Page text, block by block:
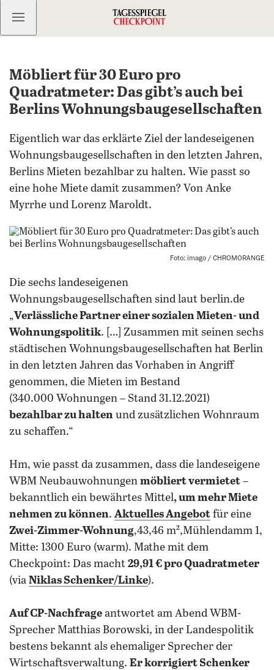
Kostenlos anmelden
Möbliert für 30 Euro pro
Quadratmeter: Das gibt’s auch bei
Berlins Wohnungsbaugesellschaften
Eigentlich war das erklärte Ziel der landeseigenen
Wohnungsbaugesellschaften in den letzten Jahren,
Berlins Mieten bezahlbar zu halten. Wie passt so
eine hohe Miete damit zusammen? Von Anke
Myrrhe und Lorenz Maroldt.
Foto: imago / CHROMORANGE
Die sechs landeseigenen
Wohnungsbaugesellschaften sind laut berlin.de
„Verlässliche Partner einer sozialen Mieten- und
Wohnungspolitik. […] Zusammen mit seinen sechs
städtischen Wohnungsbaugesellschaften hat Berlin
in den letzten Jahren das Vorhaben in Angriff
genommen, die Mieten im Bestand
(340.000 Wohnungen – Stand 31.12.2021)
bezahlbar zu halten und zusätzlichen Wohnraum
zu schaffen.“
Hm, wie passt da zusammen, dass die landeseigene
WBM Neubauwohnungen möbliert vermietet –
bekanntlich ein bewährtes Mittel, um mehr Miete
nehmen zu können. Aktuelles Angebot für eine
Zwei-Zimmer-Wohnung,43,46 m²,Mühlendamm 1,
Mitte: 1300 Euro (warm). Mathe mit dem
Checkpoint: Das macht 29,91 € pro Quadratmeter
(via Niklas Schenker/Linke).
Auf CP-Nachfrage antwortet am Abend WBM-
Sprecher Matthias Borowski, in der Landespolitik
bestens bekannt als ehemaliger Sprecher der
Wirtschaftsverwaltung. Er korrigiert Schenker